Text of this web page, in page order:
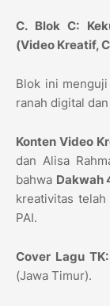
C. Blok C:
(Video Kreatif,
Blok ini menguji
ranah digital
Konten Video
dan Alisa
bahwa Dakwah
kreativitas
PAI.
Cover Lagu TK:
(Jawa Timur).